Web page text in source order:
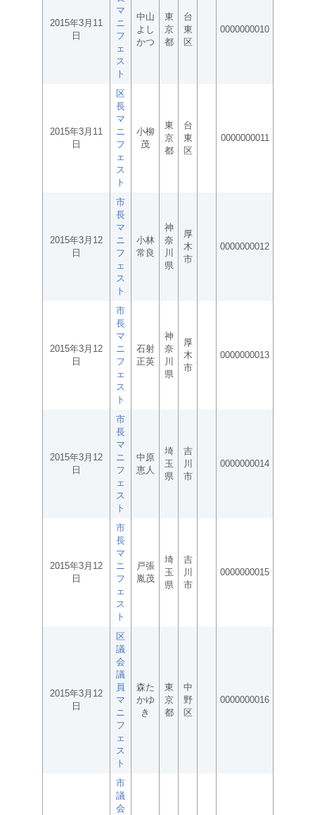
2015年3月11
日
マ
ニ
フ
ェ
ス
ト
中山
よし
かつ
東
京
都
台
東
区
0000000010
2015年3月11
日
区
長
マ
ニ
フ
ェ
ス
ト
小柳
茂
東
京
都
台
東
区
0000000011
2015年3月12
日
市
長
マ
ニ
フ
ェ
ス
ト
小林
常良
神
奈
川
県
厚
木
市
0000000012
2015年3月12
日
市
長
マ
ニ
フ
ェ
ス
ト
石射
正英
神
奈
川
県
厚
木
市
0000000013
2015年3月12
日
市
長
マ
ニ
フ
ェ
ス
ト
中原
恵人
埼
玉
県
吉
川
市
0000000014
2015年3月12
日
市
長
マ
ニ
フ
ェ
ス
ト
戸張
胤茂
埼
玉
県
吉
川
市
0000000015
2015年3月12
日
区
議
会
議
員
マ
ニ
フ
ェ
ス
ト
森た
かゆ
き
東
京
都
中
野
区
0000000016
市
議
会